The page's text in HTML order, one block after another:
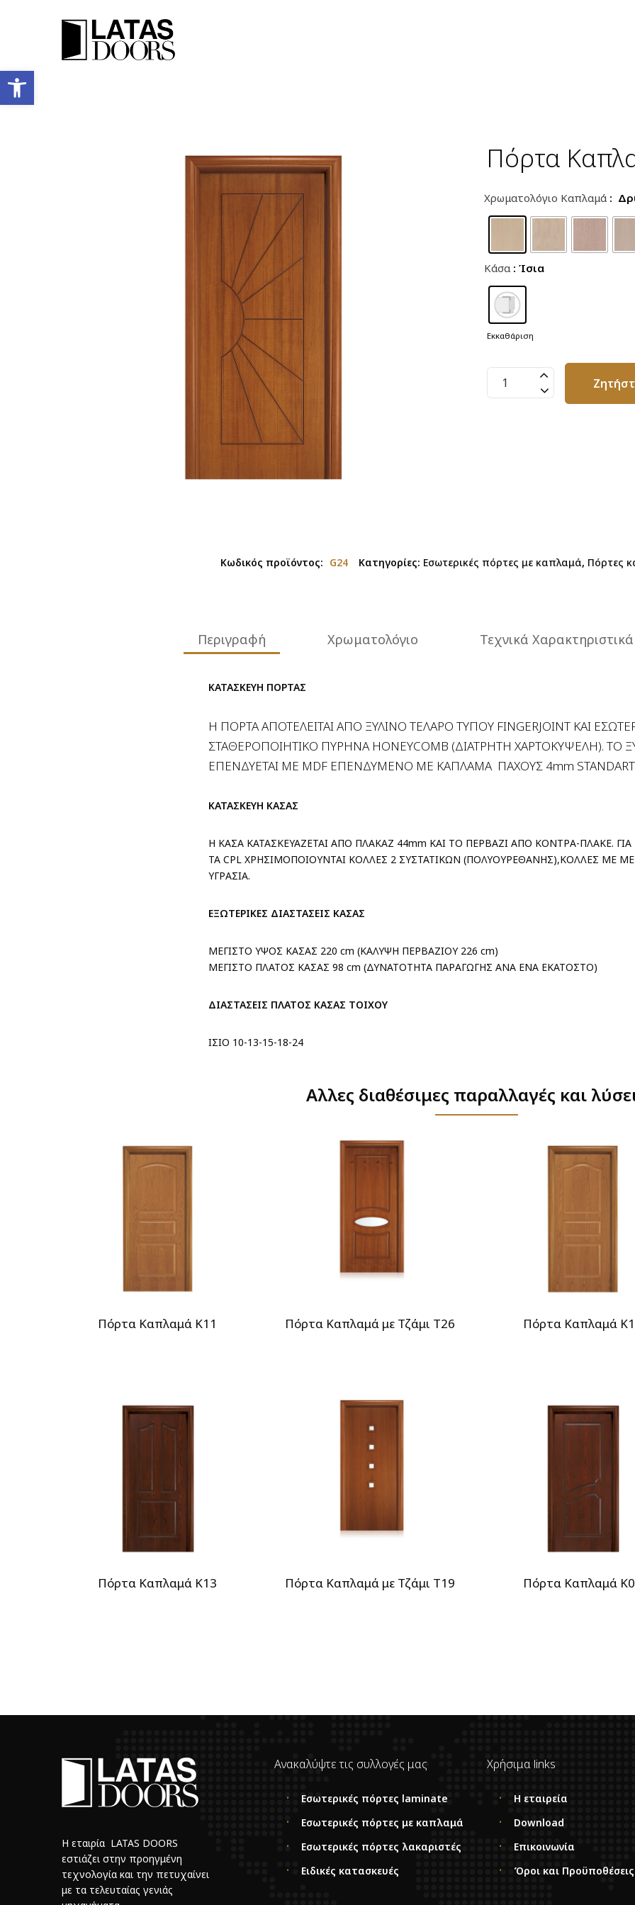
Ανοίξτε τη γραμμή εργαλείων
Πόρτα
Χρωματολόγιο Καπλαμά :
Κάσα : Ίσια
Εκκαθάριση
Πόρτα
Καπλαμά
Κωδικός προϊόντος: G24 Κατηγορίες: Εσωτερικές πόρτες με καπλαμά, Πόρτες
Περιγραφή Χρωματολόγιο Τεχνικά Χαρακτηριστικά
ΚΑΤΑΣΚΕΥΗ ΠΟΡΤΑΣ
Η ΠΟΡΤΑ ΑΠΟΤΕΛΕΙΤΑΙ ΑΠΟ ΞΥΛΙΝΟ ΤΕΛΑΡΟ ΤΥΠΟΥ FINGERJOINT ΚΑΙ
ΣΤΑΘΕΡΟΠΟΙΗΤΙΚΟ ΠΥΡΗΝΑ HONEYCOMB (ΔΙΑΤΡΗΤΗ ΧΑΡΤΟΚΥΨΕΛΗ). ΤΟ
ΕΠΕΝΔΥΕΤΑΙ ΜΕ MDFΕΠΕΝΔΥΜΕΝΟ ΜΕ ΚΑΠΛΑΜΑ ΠΑΧΟΥΣ 4mm STANDART
ΚΑΤΑΣΚΕΥΗ ΚΑΣΑΣ
Η ΚΑΣΑ ΚΑΤΑΣΚΕΥΑΖΕΤΑΙ ΑΠΟ ΠΛΑΚΑΖ 44mm ΚΑΙ ΤΟ ΠΕΡΒΑΖΙ ΑΠΟ ΚΟΝΤΡΑ-ΠΛΑΚΕ.
ΤΑ CPL ΧΡΗΣΙΜΟΠΟΙΟΥΝΤΑΙ ΚΟΛΛΕΣ 2 ΣΥΣΤΑΤΙΚΩΝ (ΠΟΛΥΟΥΡΕΘΑΝΗΣ),ΚΟΛΛΕΣ ΜΕ
ΥΓΡΑΣΙΑ.
ΕΞΩΤΕΡΙΚΕΣ ΔΙΑΣΤΑΣΕΙΣ ΚΑΣΑΣ
ΜΕΓΙΣΤΟ ΥΨΟΣ ΚΑΣΑΣ 220 cm (ΚΑΛΥΨΗ ΠΕΡΒΑΖΙΟΥ 226 cm)
ΜΕΓΙΣΤΟ ΠΛΑΤΟΣ ΚΑΣΑΣ 98 cm (ΔΥΝΑΤΟΤΗΤΑ ΠΑΡΑΓΩΓΗΣ ΑΝΑ ΕΝΑ ΕΚΑΤΟΣΤΟ)
ΔΙΑΣΤΑΣΕΙΣ ΠΛΑΤΟΣ ΚΑΣΑΣ ΤΟΙΧΟΥ
ΙΣΙΟ 10-13-15-18-24
Αλλες διαθέσιμες παραλλαγές και
Πόρτα Καπλαμά Κ11 Πόρτα Καπλαμά με Τζάμι T26 Πόρτα Καπλαμά
Πόρτα Καπλαμά Κ13 Πόρτα Καπλαμά με Τζάμι T19 Πόρτα Καπλαμά
Η εταιρία LATAS DOORS
εστιάζει στην προηγμένη
τεχνολογία και την πετυχαίνει
με τα τελευταίας γενιάς
Ανακαλύψτε τις συλλογές μας
Εσωτερικές πόρτες laminate
Εσωτερικές πόρτες με καπλαμά
Εσωτερικές πόρτες λακαριστές
Ειδικές κατασκευές
Χρήσιμα links
Η εταιρεία
Download
Επικοινωνία
Όροι και Προϋποθέσεις